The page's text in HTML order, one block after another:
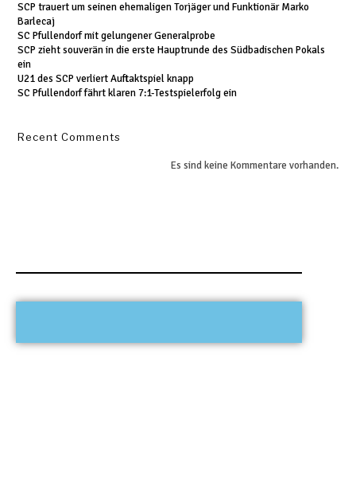
SCP trauert um seinen ehemaligen Torjäger und Funktionär Marko
Barlecaj
SC Pfullendorf mit gelungener Generalprobe
SCP zieht souverän in die erste Hauptrunde des Südbadischen Pokals
ein
U21 des SCP verliert Auftaktspiel knapp
SC Pfullendorf fährt klaren 7:1-Testspielerfolg ein
Recent Comments
Es sind keine Kommentare vorhanden.